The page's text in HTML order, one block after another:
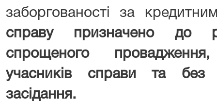
заборгованості за
справу призначено до
спрощеного
учасників справи та без
засідання.